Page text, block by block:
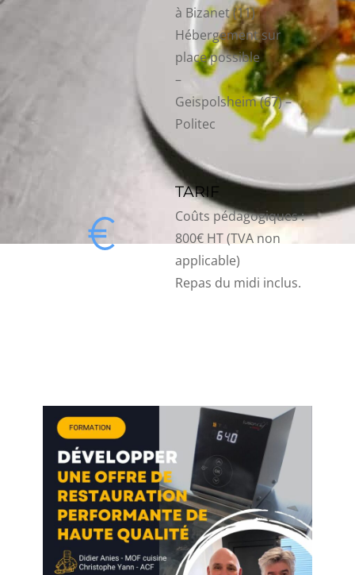
à Bizanet (11)
Hébergement sur
place possible
–
Geispolsheim (67) –
Politec
TARIF
Coûts pédagogiques :
800€ HT (TVA non
applicable)
Repas du midi inclus.